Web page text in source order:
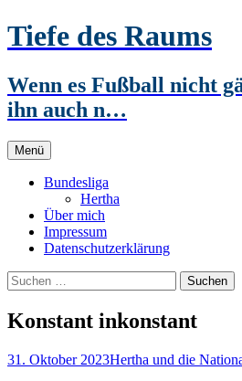
Zum
Inhalt
Tiefe des Raums
Wenn es Fußball nicht
ihn auch n…
Menü
Bundesliga
Hertha
Über mich
Impressum
Datenschutzerklärung
Suchen
nach:
Konstant inkonstant
31. Oktober 2023Hertha und die